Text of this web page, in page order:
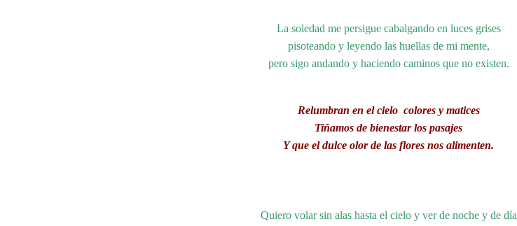
La soledad me persigue cabalgando en luces grises
pisoteando y leyendo las huellas de mi mente,
pero sigo andando y haciendo caminos que no existen.
Relumbran en el cielo colores y matices
Tiñamos de bienestar los pasajes
Y que el dulce olor de las flores nos alimenten.
Quiero volar sin alas hasta el cielo y ver de noche y de día